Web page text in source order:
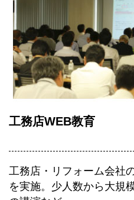
工務店WEB教育
工務店・リフォーム会社
を実施。少人数から大規